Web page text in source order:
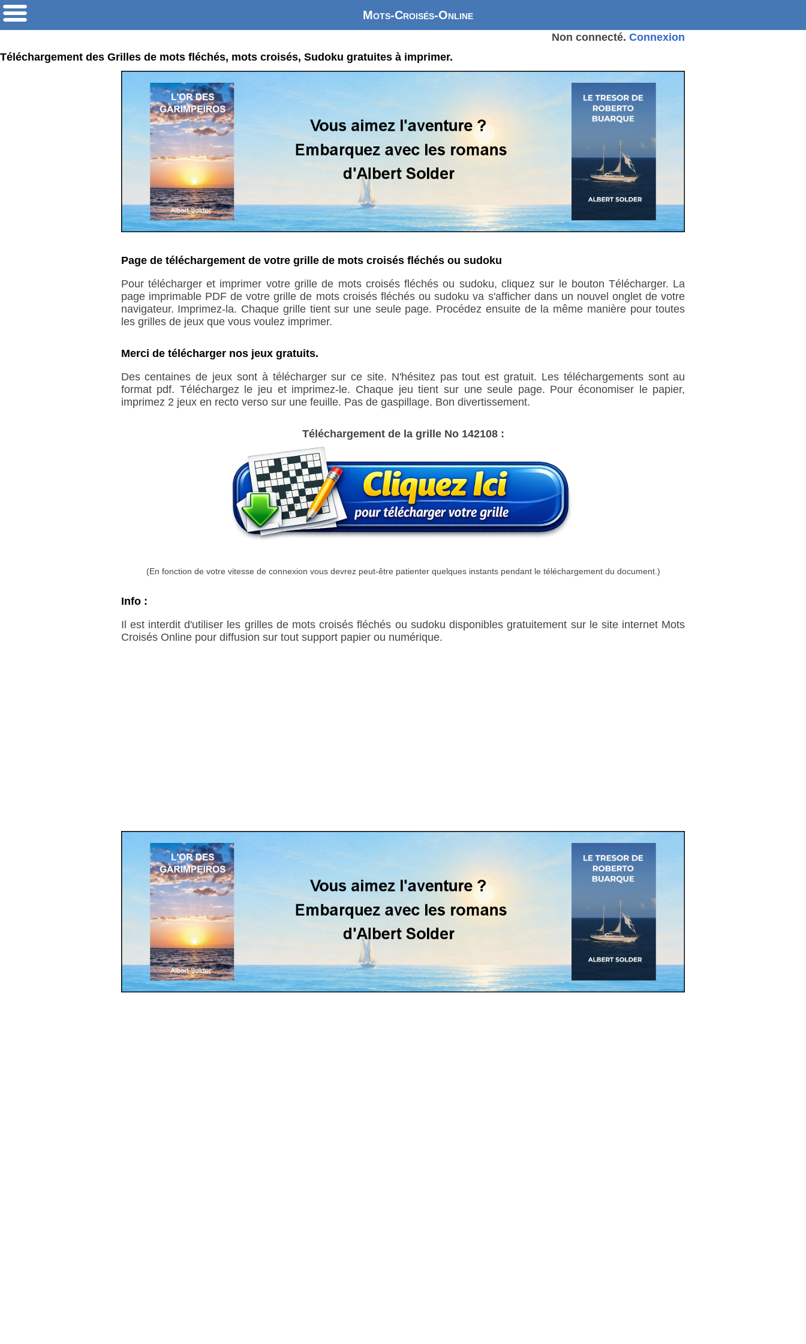
Mots-Croisés-Online
Non connecté.Connexion
Téléchargement des Grilles de mots fléchés, mots croisés, Sudoku gratuites à imprimer.
Page de téléchargement de votre grille de mots croisés fléchés ou sudoku
Pour télécharger et imprimer votre grille de mots croisés fléchés ou sudoku, cliquez sur le bouton Télécharger. La
page imprimable PDF de votre grille de mots croisés fléchés ou sudoku va s'afficher dans un nouvel onglet de votre
navigateur. Imprimez-la. Chaque grille tient sur une seule page. Procédez ensuite de la même manière pour toutes
les grilles de jeux que vous voulez imprimer.
Merci de télécharger nos jeux gratuits.
Des centaines de jeux sont à télécharger sur ce site. N'hésitez pas tout est gratuit. Les téléchargements sont au
format pdf. Téléchargez le jeu et imprimez-le. Chaque jeu tient sur une seule page. Pour économiser le papier,
imprimez 2 jeux en recto verso sur une feuille. Pas de gaspillage. Bon divertissement.
Téléchargement de la grille No 142108 :
(En fonction de votre vitesse de connexion vous devrez peut-être patienter quelques instants pendant le téléchargement du document.)
Info :
Il est interdit d'utiliser les grilles de mots croisés fléchés ou sudoku disponibles gratuitement sur le site internet Mots
Croisés Online pour diffusion sur tout support papier ou numérique.